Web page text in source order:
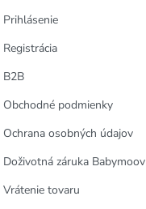
Prihlásenie
Registrácia
B2B
Obchodné podmienky
Ochrana osobných údajov
Doživotná záruka Babymoov
Vrátenie tovaru